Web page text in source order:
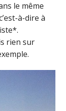
le même
à-dire à
rien sur